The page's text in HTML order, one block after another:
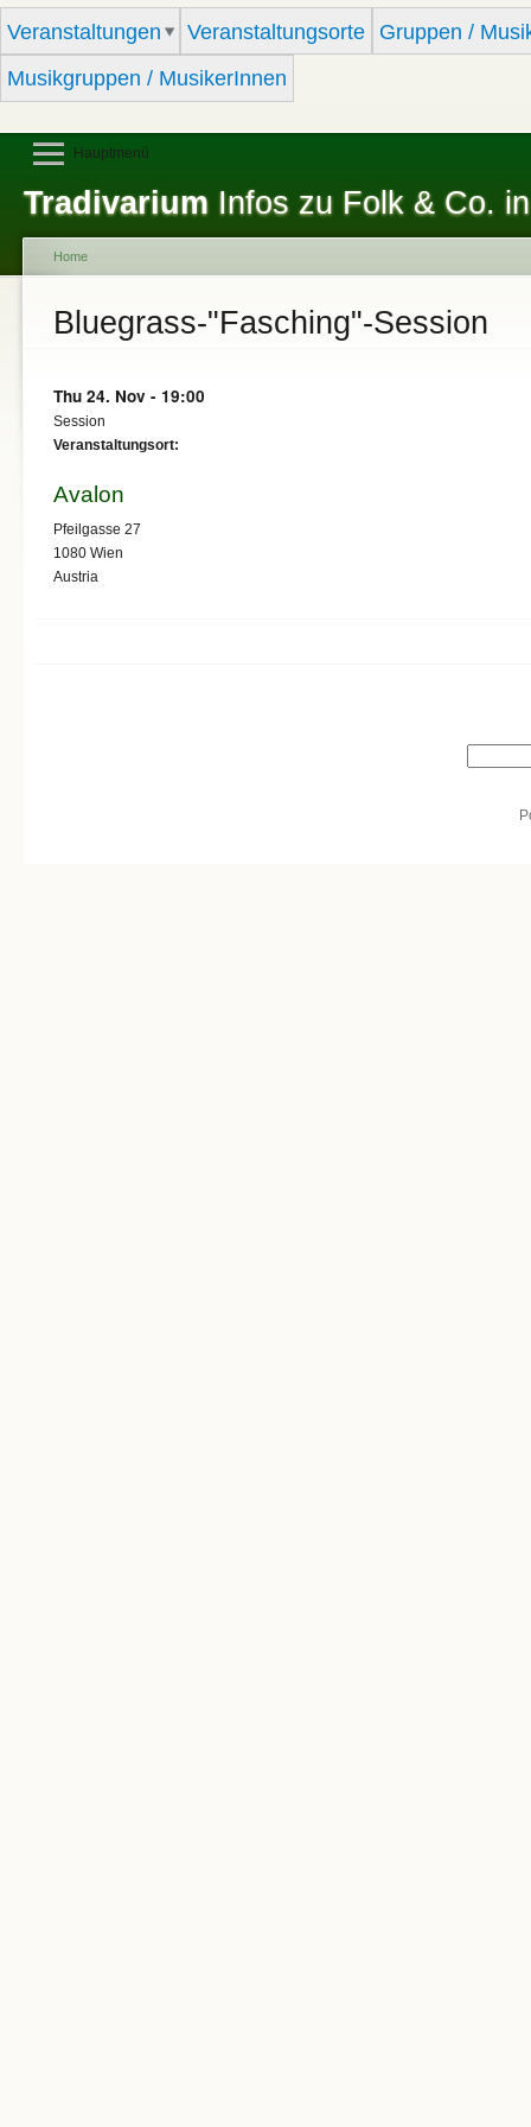
Veranstaltungen Veranstaltungsorte
Gruppen /
Musikgruppen / MusikerInnen
Tradivarium Infos zu Folk & Co.
Hauptmenü
You are here
Home
Bluegrass-"Fasching"-Session
Thu 24. Nov - 19:00
Session
Veranstaltungsort:
Avalon
Pfeilgasse 27
1080 Wien
Austria